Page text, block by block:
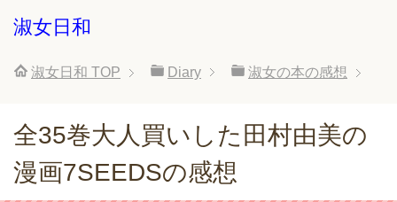
淑女日和
淑女日和 TOP Diary 淑女の本の感想
全35巻大人買いした田村由美の
漫画7SEEDSの感想